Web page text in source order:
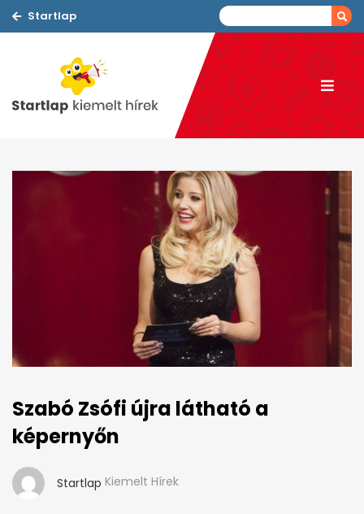
Startlap
Szabó Zsófi újra látható a
képernyőn
Startlap Kiemelt Hírek